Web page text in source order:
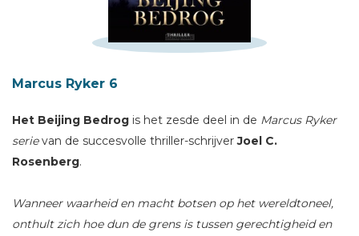
Marcus Ryker 6
Het Beijing Bedrog is het zesde deel in de Marcus Ryker
serievan de succesvolle thriller-schrijverJoel C.
Rosenberg.
Wanneer waarheid en macht botsen op het wereldtoneel,
onthult zich hoe dun de grens is tussen gerechtigheid en
Schrijf hieronder je review!
Sterren
Titel *
Bericht *